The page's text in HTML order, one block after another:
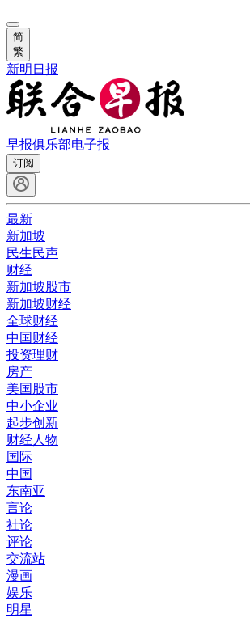
简
繁
新明日报
早报俱乐部电子报
订阅
最新
新加坡
民生民声
财经
新加坡股市
新加坡财经
全球财经
中国财经
投资理财
房产
美国股市
中小企业
起步创新
财经人物
国际
中国
东南亚
言论
社论
评论
交流站
漫画
娱乐
明星